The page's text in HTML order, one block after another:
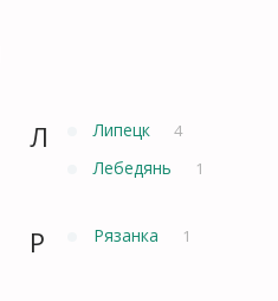
Л Липецк 4
Лебедянь 1
Р Рязанка 1